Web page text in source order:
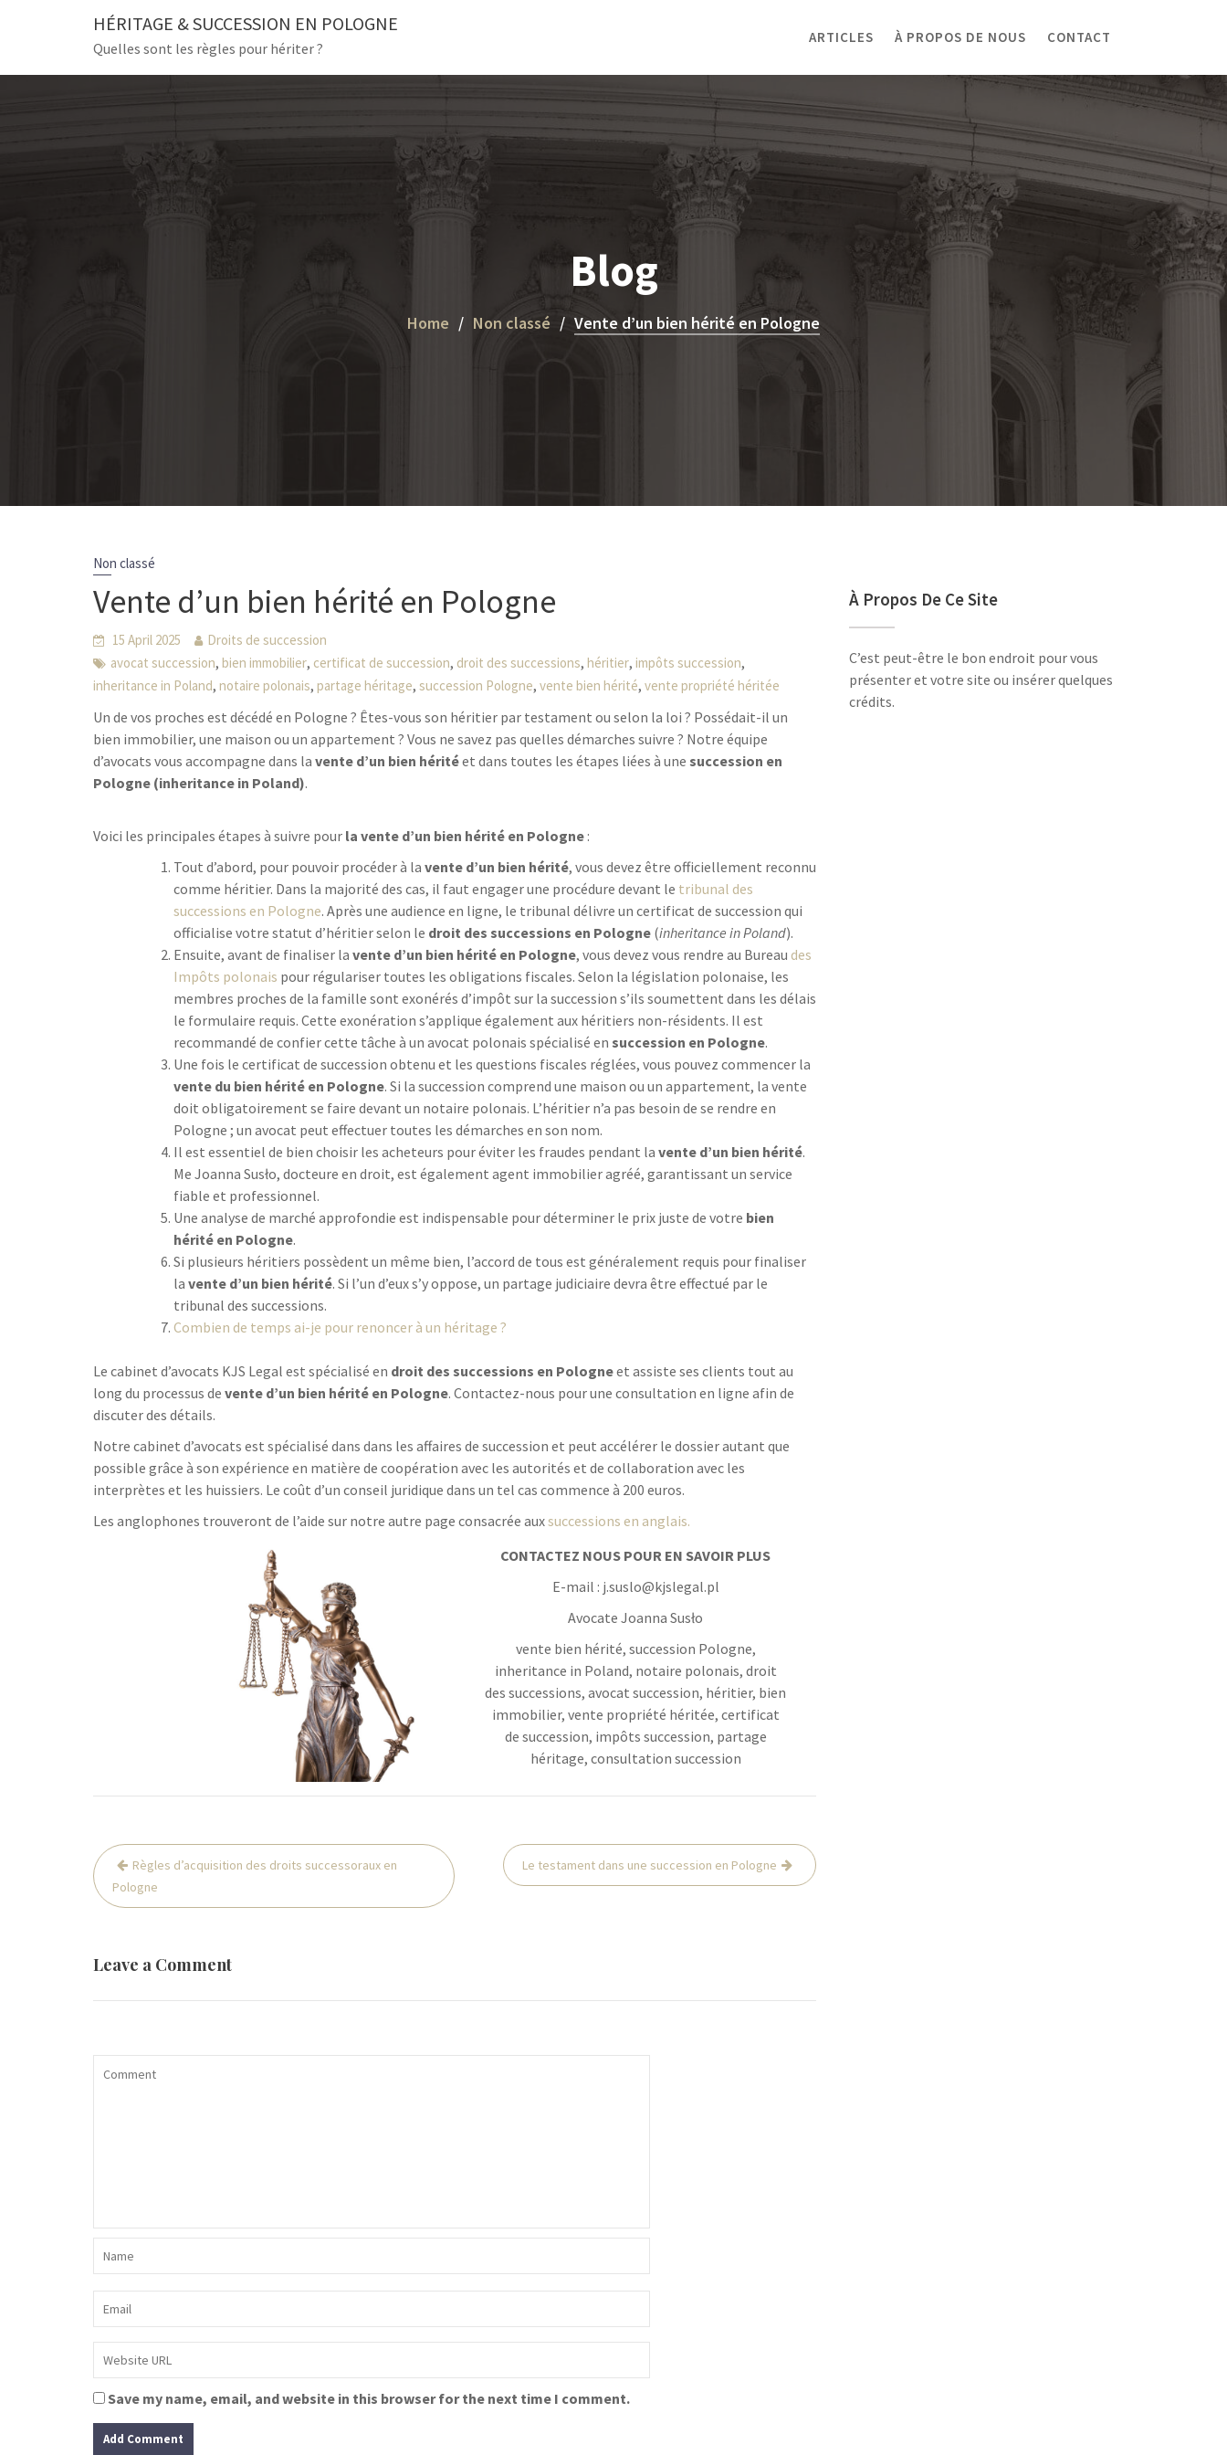
HÉRITAGE & SUCCESSION EN POLOGNE
Quelles sont les règles pour hériter ?
ARTICLES À PROPOS DE NOUS CONTACT
Blog
Home Non classé Vente d’un bien hérité en Pologne
Non classé
Vente d’un bien hérité en Pologne
15 April 2025
Droits de succession
avocat succession, bien immobilier, certificat de succession, droit des successions, héritier, impôts succession,
inheritance in Poland, notaire polonais, partage héritage, succession Pologne, vente bien hérité, vente propriété héritée
Un de vos proches est décédé en Pologne ? Êtes-vous son héritier par testament ou selon la loi ? Possédait-il un
bien immobilier, une maison ou un appartement ? Vous ne savez pas quelles démarches suivre ? Notre équipe
d’avocats vous accompagne dans la vente d’un bien héritéet dans toutes les étapes liées à une succession en
Pologne (inheritance in Poland).
Voici les principales étapes à suivre pour la vente d’un bien hérité en Pologne :
Tout d’abord, pour pouvoir procéder à la vente d’un bien hérité, vous devez être officiellement reconnu
comme héritier. Dans la majorité des cas, il faut engager une procédure devant le tribunal des
successions en Pologne. Après une audience en ligne, le tribunal délivre un certificat de succession qui
officialise votre statut d’héritier selon le droit des successions en Pologne (inheritance in Poland).
Ensuite, avant de finaliser la vente d’un bien hérité en Pologne, vous devez vous rendre au Bureau des
Impôts polonais pour régulariser toutes les obligations fiscales. Selon la législation polonaise, les
membres proches de la famille sont exonérés d’impôt sur la succession s’ils soumettent dans les délais
le formulaire requis. Cette exonération s’applique également aux héritiers non-résidents. Il est
recommandé de confier cette tâche à un avocat polonais spécialisé en succession en Pologne.
Une fois le certificat de succession obtenu et les questions fiscales réglées, vous pouvez commencer la
vente du bien hérité en Pologne. Si la succession comprend une maison ou un appartement, la vente
doit obligatoirement se faire devant un notaire polonais. L’héritier n’a pas besoin de se rendre en
Pologne ; un avocat peut effectuer toutes les démarches en son nom.
Il est essentiel de bien choisir les acheteurs pour éviter les fraudes pendant la vente d’un bien hérité.
Me Joanna Susło, docteure en droit, est également agent immobilier agréé, garantissant un service
fiable et professionnel.
Une analyse de marché approfondie est indispensable pour déterminer le prix juste de votre bien
hérité en Pologne.
Si plusieurs héritiers possèdent un même bien, l’accord de tous est généralement requis pour finaliser
la vente d’un bien hérité. Si l’un d’eux s’y oppose, un partage judiciaire devra être effectué par le
tribunal des successions.
Combien de temps ai-je pour renoncer à un héritage ?
Le cabinet d’avocats KJS Legal est spécialisé en droit des successions en Pologneet assiste ses clients tout au
long du processus de vente d’un bien hérité en Pologne. Contactez-nous pour une consultation en ligne afin de
discuter des détails.
Notre cabinet d’avocats est spécialisé dans dans les affaires de succession et peut accélérer le dossier autant que
possible grâce à son expérience en matière de coopération avec les autorités et de collaboration avec les
interprètes et les huissiers. Le coût d’un conseil juridique dans un tel cas commence à 200 euros.
Les anglophones trouveront de l’aide sur notre autre page consacrée auxsuccessions en anglais.
CONTACTEZ NOUS POUR EN SAVOIR PLUS
E-mail : j.suslo@kjslegal.pl
Avocate Joanna Susło
vente bien hérité, succession Pologne,
inheritance in Poland, notaire polonais, droit
des successions, avocat succession, héritier, bien
immobilier, vente propriété héritée, certificat
de succession, impôts succession, partage
héritage, consultation succession
Post
navigation
Règles d’acquisition des droits successoraux en
Pologne
Le testament dans une succession en Pologne
Leave a Comment
Save my name, email, and website in this browser for the next time I comment.
À Propos De Ce Site
C’est peut-être le bon endroit pour vous
présenter et votre site ou insérer quelques
crédits.